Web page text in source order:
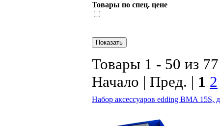
Товары по спец. цене
Товары 1 - 50 из 77
Начало | Пред. | 1 2
Набор аксессуаров edding BMA 15S,